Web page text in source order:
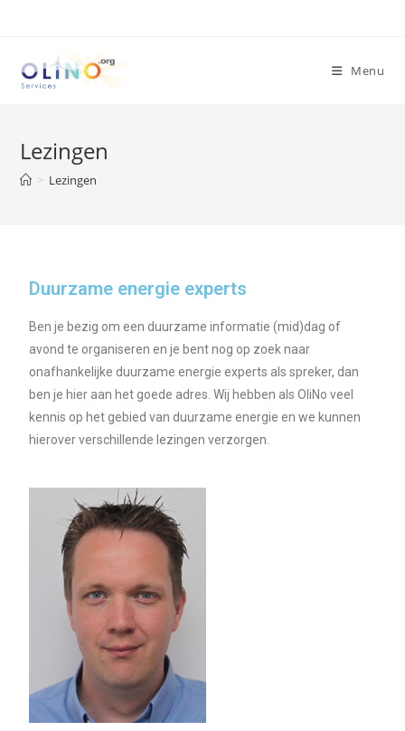
Menu
Lezingen
> Lezingen
Duurzame energie experts
Ben je bezig om een duurzame informatie (mid)dag of
avond te organiseren en je bent nog op zoek naar
onafhankelijke duurzame energie experts als spreker, dan
ben je hier aan het goede adres. Wij hebben als OliNo veel
kennis op het gebied van duurzame energie en we kunnen
hierover verschillende lezingen verzorgen.